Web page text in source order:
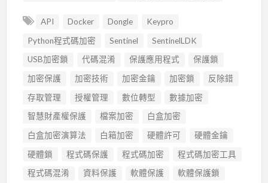
API Docker Dongle
Keypro
Python程式碼加密
Sentinel
SentinelLDK
USB加密鎖
代碼混淆 保護應用程式
保護鎖
加密保護
加密技術 加密金鑰 加密鎖
反除錯
存取管理
授權管理 數位轉型
數據加密
智慧財產權保護
檔案加密
白盒加密
白盒加密演算法
白箱加密 硬體許可
硬體金鑰
硬體鎖
程式碼保護 程式碼加密
程式碼加密工具
程式碼混淆
資料保護 軟體保護
軟體保護鎖